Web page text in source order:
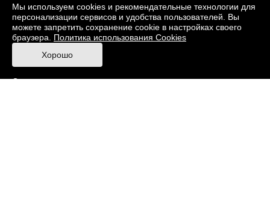
О музее
Фонды
Виртуальный музей
Издания
Пресс-центр
Контакты
Правила посещения Музея
Ответы на частые вопросы
Мы используем cookies и рекомендательные технологии для
персонализации сервисов и удобства пользователей. Вы
можете запретить сохранение cookie в настройках своего
браузера. Политика использования Cookies
Хорошо